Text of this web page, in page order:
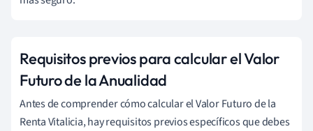
Requisitos previos para calcular el Valor
Futuro de la Anualidad
Antes de comprender cómo calcular el Valor Futuro de la
Renta Vitalicia, hay requisitos previos específicos que debes